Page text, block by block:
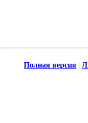
Полная версия |